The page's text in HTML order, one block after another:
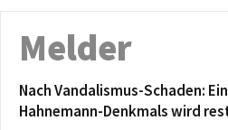
Melder
Nach Vandalismus-Schaden:
Hahnemann-Denkmals wird